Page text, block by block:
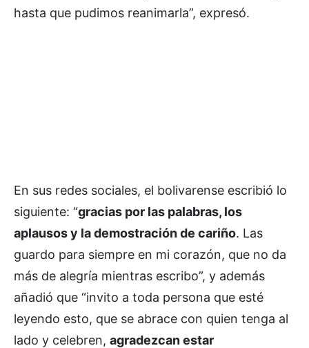
hasta que pudimos reanimarla”, expresó.
En sus redes sociales, el bolivarense escribió lo
siguiente: “gracias por las palabras, los
aplausos y la demostración de cariño. Las
guardo para siempre en mi corazón, que no da
más de alegría mientras escribo”, y además
añadió que “invito a toda persona que esté
leyendo esto, que se abrace con quien tenga al
lado y celebren, agradezcan estar